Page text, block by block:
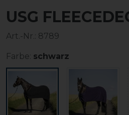
USG
Art.-Nr.: 8789
Farbe: schwarz